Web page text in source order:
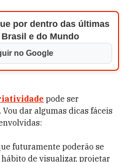
por dentro das últimas
e do Mundo
no Google
pode ser
dar algumas dicas fáceis
futuramente poderão se
de visualizar, projetar